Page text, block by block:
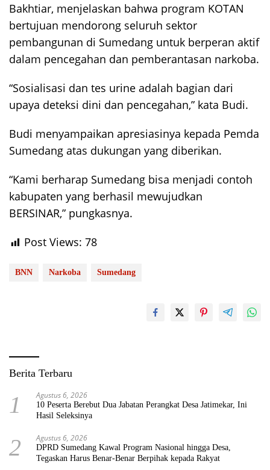
Bakhtiar, menjelaskan bahwa program KOTAN
bertujuan mendorong seluruh sektor
pembangunan di Sumedang untuk berperan aktif
dalam pencegahan dan pemberantasan narkoba.
“Sosialisasi dan tes urine adalah bagian dari
upaya deteksi dini dan pencegahan,” kata Budi.
Budi menyampaikan apresiasinya kepada Pemda
Sumedang atas dukungan yang diberikan.
“Kami berharap Sumedang bisa menjadi contoh
kabupaten yang berhasil mewujudkan
BERSINAR,” pungkasnya.
Post Views: 78
BNN Narkoba Sumedang
Berita Terbaru
1 Agustus 6, 2026
10 Peserta Berebut Dua Jabatan Perangkat Desa Jatimekar, Ini
Hasil Seleksinya
2 Agustus 6, 2026
DPRD Sumedang Kawal Program Nasional hingga Desa,
Tegaskan Harus Benar-Benar Berpihak kepada Rakyat